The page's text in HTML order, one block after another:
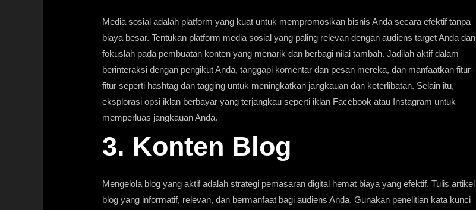
Media sosial adalah platform yang kuat untuk mempromosikan bisnis Anda secara efektif tanpa
biaya besar. Tentukan platform media sosial yang paling relevan dengan audiens target Anda dan
fokuslah pada pembuatan konten yang menarik dan berbagi nilai tambah. Jadilah aktif dalam
berinteraksi dengan pengikut Anda, tanggapi komentar dan pesan mereka, dan manfaatkan fitur-
fitur seperti hashtag dan tagging untuk meningkatkan jangkauan dan keterlibatan. Selain itu,
eksplorasi opsi iklan berbayar yang terjangkau seperti iklan Facebook atau Instagram untuk
memperluas jangkauan Anda.
3. Konten Blog
Mengelola blog yang aktif adalah strategi pemasaran digital hemat biaya yang efektif. Tulis artikel
blog yang informatif, relevan, dan bermanfaat bagi audiens Anda. Gunakan penelitian kata kunci